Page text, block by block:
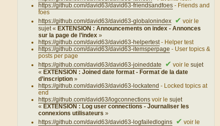
https://github.com/david63/david63-friendsandfoes - Friends and
foes
https://github.com/david63/david63-globalonindex
✔ voir le
sujet « EXTENSION : Announcements on index - Annonces
sur la page de l’index»
https://github.com/david63/david63-helpertest - Helper test
https://github.com/david63/david63-itemsperpage - User topics &
posts per page
https://github.com/david63/david63-joineddate
✔ voir lesujet
« EXTENSION : Joined date format - Format de la date
d’inscription»
https://github.com/david63/david63-lockatend - Locked topics at
end
https://github.com/david63/logconnections voir lesujet
« EXTENSION : Log user connections - Journaliser les
connexions utilisateurs»
https://github.com/david63/david63-logfailedlogins
✔ voir le